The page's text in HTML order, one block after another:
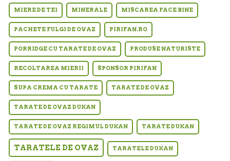
MIERE DE TEI MINERALE MISCAREA FACE BINE
PACHETE FULGI DE OVAZ PIRIFAN.RO
PORRIDGE CU TARATE DE OVAZ PRODUSE NATURISTE
RECOLTAREA MIERII SPONSOR PIRIFAN
SUPA CREMA CU TARATE TARATE DE OVAZ
TARATE DE OVAZ DUKAN
TARATE DE OVAZ REGIMUL DUKAN TARATE DUKAN
TARATELE DE OVAZ TARATELE DUKAN